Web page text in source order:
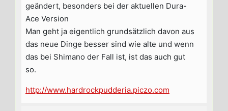
geändert, besonders bei der aktuellen Dura-
Ace Version
Man geht ja eigentlich grundsätzlich davon aus
das neue Dinge besser sind wie alte und wenn
das bei Shimano der Fall ist, ist das auch gut
so.
http://www.hardrockpudderia.piczo.com